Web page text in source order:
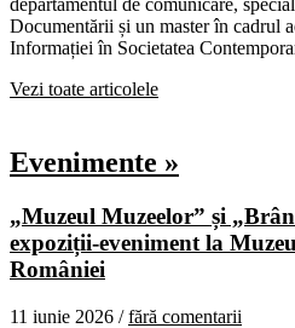
departamentul de comunicare,
Documentării și un master în cadrul
Informației în Societatea
Vezi toate articolele
Evenimente »
„Muzeul Muzeelor” și
expoziții-eveniment la
României
11 iunie 2026 /fără comentarii